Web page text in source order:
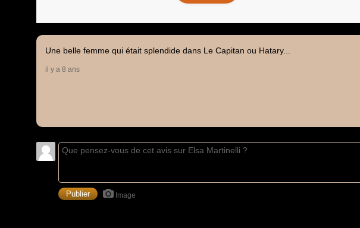
Une belle femme qui était splendide dans Le Capitan ou Hatary...
il y a 8 ans
Image